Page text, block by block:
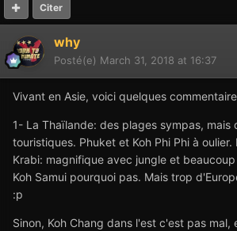
Citer
why
Posté(e) March 31, 2018 at 16:37
Vivant en Asie, voici quelques
1- La Thaïlande: des plages sympas, mais
touristiques. Phuket et Koh Phi Phi à oulier.
Krabi: magnifique avec jungle et
Koh Samui pourquoi pas. Mais trop
:p
Sinon, Koh Chang dans l'est c'est pas mal,